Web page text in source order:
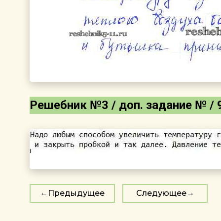
Решебник №3 / доп. задание № /
Предыдущее Следующее